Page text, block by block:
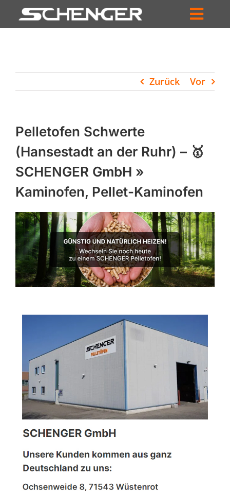
Inhalt
HÄNDLERSUCHE
UNTERNEHMEN
PROFIL
WARENKORB
PRODUCTS
SEARCH
Zurück Vor
Pelletofen Schwerte
(Hansestadt an der Ruhr) – 🥇
SCHENGER GmbH »
Kaminofen, Pellet-Kaminofen